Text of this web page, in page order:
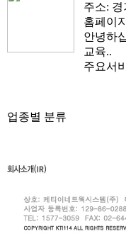
주소:
홈페이
안녕하
교육..
주요서
업종별 분류